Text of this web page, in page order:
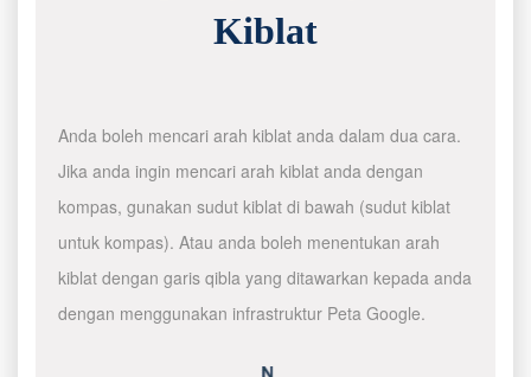
Kiblat
Anda boleh mencari arah kiblat anda dalam dua cara.
Jika anda ingin mencari arah kiblat anda dengan
kompas, gunakan sudut kiblat di bawah (sudut kiblat
untuk kompas). Atau anda boleh menentukan arah
kiblat dengan garis qibla yang ditawarkan kepada anda
dengan menggunakan infrastruktur Peta Google.